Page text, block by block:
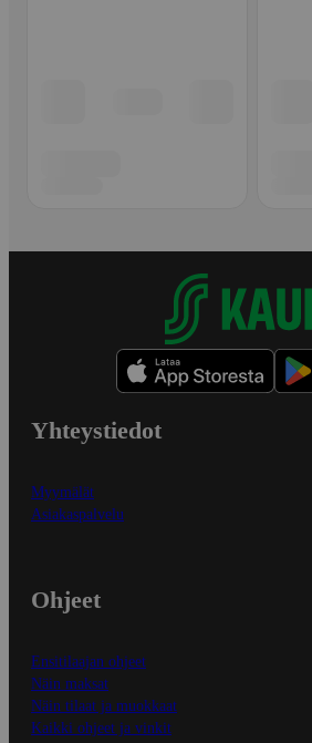
Yhteystiedot
Myymälät
Asiakaspalvelu
Ohjeet
Ensitilaajan ohjeet
Näin maksat
Näin tilaat ja muokkaat
Kaikki ohjeet ja vinkit